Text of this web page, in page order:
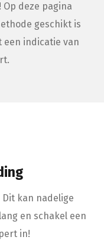
deze pagina
geschikt is
een indicatie van
kan nadelige
en schakel een
in!